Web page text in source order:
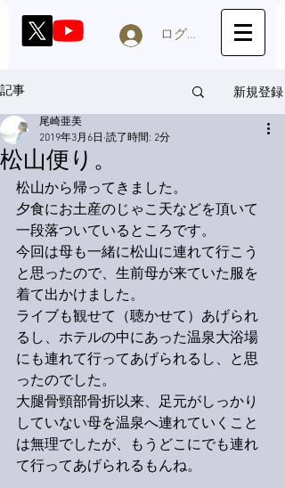
ログイン
記事 新規登録
松山便り。
尾崎亜美
2019年3月6日 読了時間: 2分
松山から帰ってきました。
夕食にお土産のじゃこ天などを頂いて
一段落ついているところです。
今回は母も一緒に松山に連れて行こう
と思ったので、生前母が来ていた服を
着て出かけました。
ライブも観せて（聴かせて）あげられ
るし、ホテルの中にあった温泉大浴場
にも連れて行ってあげられるし、と思
ったのでした。
大腿骨頸部骨折以来、足元がしっかり
していない母を温泉へ連れていくこと
は無理でしたが、もうどこにでも連れ
て行ってあげられるもんね。